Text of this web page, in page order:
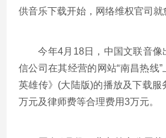
供音乐下载开始，网络维权官司就
今年4月18日，中国文联音像
信公司在其经营的网站“南昌热线
英雄传》(大陆版)的播放及下载服
万元及律师费等合理费用3万元。